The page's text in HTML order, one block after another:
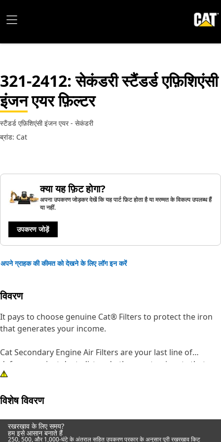
321-2412: सेकंडरी स्टैंडर्ड एफ़िशिएंसी
इंजन एयर फ़िल्टर
स्टैंडर्ड एफ़िशिएंसी इंजन एयर - सेकंडरी
ब्रांड: Cat
क्या यह फ़िट होगा?
अपना उपकरण जोड़कर देखें कि यह पार्ट फ़िट होता है या मरम्मत के विकल्प उपलब्ध हैं
या नहीं.
उपकरण जोड़ें
अपने ग्राहक की कीमत को देखने के लिए लॉग इन करें
विवरण
It pays to choose genuine Cat® Filters to protect the iron
that generates your income.
Cat Secondary Engine Air Filters are your last line of
defense against dust, dirt and other contaminants that
may damage the components of your income-producing
primary filter is being changed or in the event of a breach
preventing damage due to contaminants.
विशेष विवरण
रखरखाव के लिए समय?
हम इसे आसान बनाते हैं
250, 500, और 1,000-घंटे के अंतराल सहित उपकरण प्रकार के अनुसार पूरी रखरखाव किट